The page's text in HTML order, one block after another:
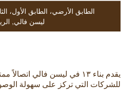
الطابق الأرضي، الطابق الأول،
ليسن فالي,
يقدم بناء ١٣ في ليسن فالي
للشركات التي تركز على سهولة